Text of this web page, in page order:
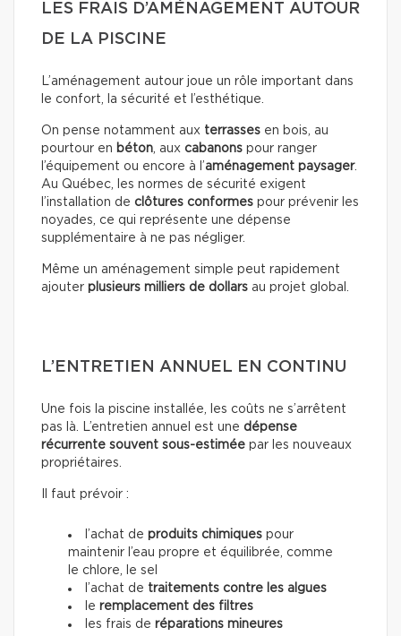
LES FRAIS D’AMÉNAGEMENT AUTOUR
DE LA PISCINE
L’aménagement autour joue un rôle important dans
le confort, la sécurité et l’esthétique.
On pense notamment aux terrasses en bois, au
pourtour en béton, aux cabanons pour ranger
l’équipement ou encore à l’aménagement paysager.
Au Québec, les normes de sécurité exigent
l’installation de clôtures conformes pour prévenir les
noyades, ce qui représente une dépense
supplémentaire à ne pas négliger.
Même un aménagement simple peut rapidement
ajouter plusieurs milliers de dollars au projet global.
L’ENTRETIEN ANNUEL EN CONTINU
Une fois la piscine installée, les coûts ne s’arrêtent
pas là. L’entretien annuel est une dépense
récurrente souvent sous-estimée par les nouveaux
propriétaires.
Il faut prévoir :
l’achat de produits chimiques pour
maintenir l’eau propre et équilibrée, comme
le chlore, le sel
l’achat de traitements contre les algues
le remplacement des filtres
les frais de réparations mineures